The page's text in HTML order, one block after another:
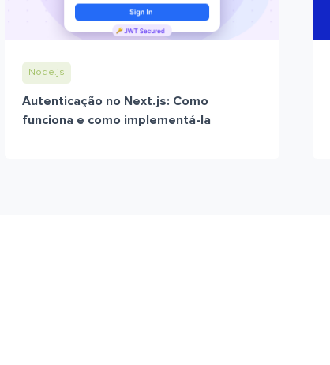
Node.js
Autenticação no Next.js: Como
funciona e como implementá-la